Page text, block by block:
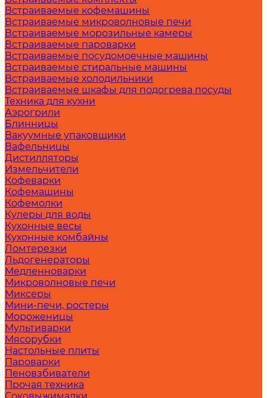
Встраиваемые кофемашины
Встраиваемые микроволновые печи
Встраиваемые морозильные камеры
Встраиваемые пароварки
Встраиваемые посудомоечные машины
Встраиваемые стиральные машины
Встраиваемые холодильники
Встраиваемые шкафы для подогрева посуды
Техника для кухни
Аэрогрили
Блинницы
Вакуумные упаковщики
Вафельницы
Дистилляторы
Измельчители
Кофеварки
Кофемашины
Кофемолки
Кулеры для воды
Кухонные весы
Кухонные комбайны
Ломтерезки
Льдогенераторы
Медленноварки
Микроволновые печи
Миксеры
Мини-печи, ростеры
Мороженицы
Мультиварки
Мясорубки
Настольные плиты
Пароварки
Пеновзбиватели
Прочая техника